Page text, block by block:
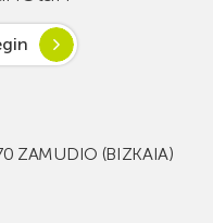
ZAMUDIO (BIZKAIA)